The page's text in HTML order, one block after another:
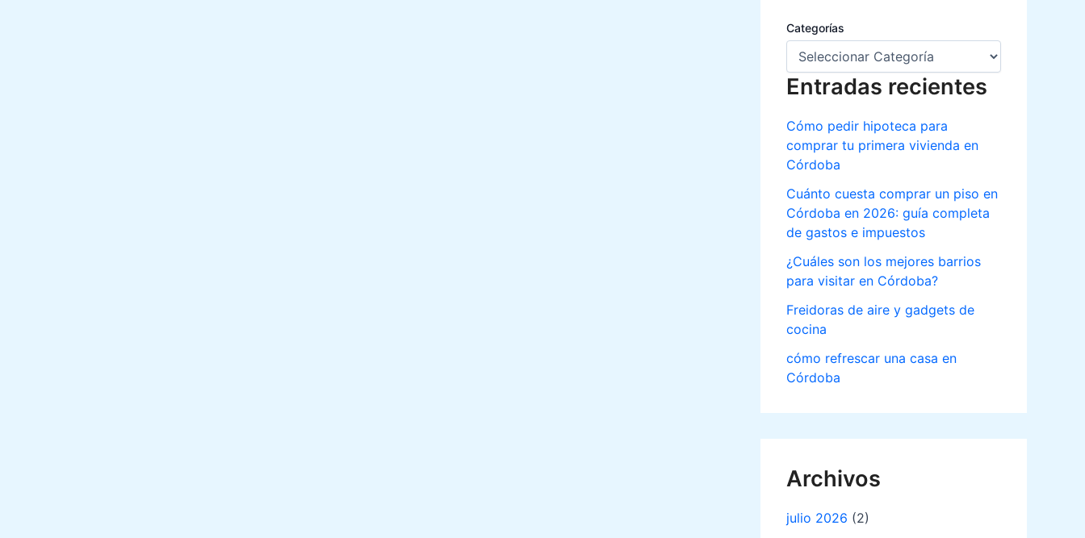
Categorías
Entradas recientes
Cómo pedir hipoteca para
comprar tu primera vivienda en
Córdoba
Cuánto cuesta comprar un piso en
Córdoba en 2026: guía completa
de gastos e impuestos
¿Cuáles son los mejores barrios
para visitar en Córdoba?
Freidoras de aire y gadgets de
cocina
cómo refrescar una casa en
Córdoba
Archivos
julio 2026 (2)